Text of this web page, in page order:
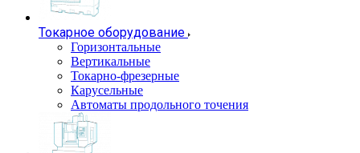
Токарное оборудование
Горизонтальные
Вертикальные
Токарно-фрезерные
Карусельные
Автоматы продольного точения